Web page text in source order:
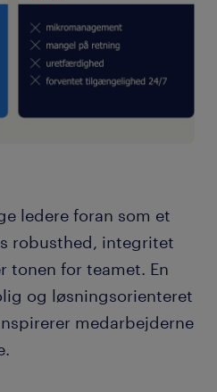
ledere foran som et
robusthed, integritet
tonen for teamet. En
og løsningsorienteret
medarbejderne